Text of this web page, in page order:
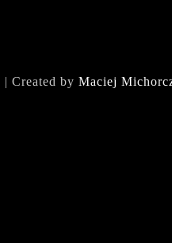
| Created by Maciej